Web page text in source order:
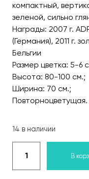
компактный,
зеленой, сильно
Награды: 2007 г.
(Германия), 2011 г.
Бельгии
Размер цветка: 5-6
Высота: 80-100 см.;
Ширина: 70 см.;
Повторноцветущая.
14 в наличии
В